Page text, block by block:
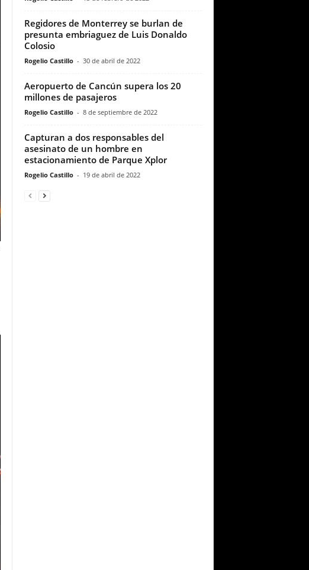
Regidores de Monterrey se burlan de
presunta embriaguez de Luis Donaldo
Colosio
Rogelio Castillo - 30 de abril de 2022
Aeropuerto de Cancún supera los 20
millones de pasajeros
Rogelio Castillo - 8 de septiembre de 2022
Capturan a dos responsables del
asesinato de un hombre en
estacionamiento de Parque Xplor
Rogelio Castillo - 19 de abril de 2022